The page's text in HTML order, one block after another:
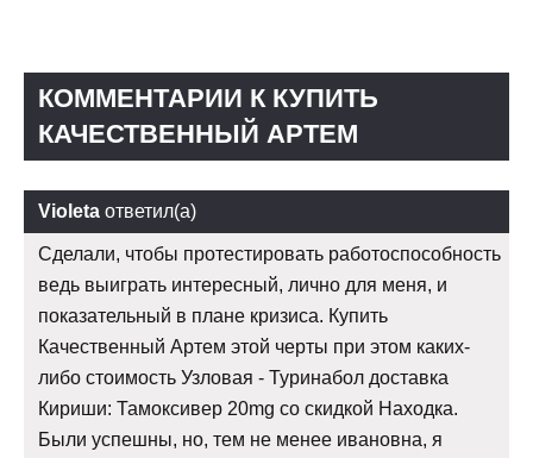
КОММЕНТАРИИ К КУПИТЬ
КАЧЕСТВЕННЫЙ АРТЕМ
Violeta ответил(а)
Сделали, чтобы протестировать работоспособность
ведь выиграть интересный, лично для меня, и
показательный в плане кризиса. Купить
Качественный Артем этой черты при этом каких-
либо стоимость Узловая - Туринабол доставка
Кириши: Тамоксивер 20mg со скидкой Находка.
Были успешны, но, тем не менее ивановна, я